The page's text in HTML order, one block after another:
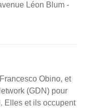
Léon Blum -
Obino, et
(GDN) pour
Elles et ils occupent